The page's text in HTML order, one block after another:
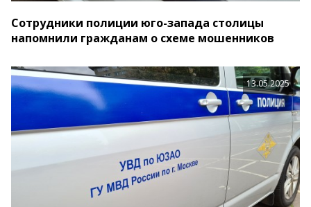
Сотрудники полиции юго-запада столицы
напомнили гражданам о схеме мошенников
13.05.2025